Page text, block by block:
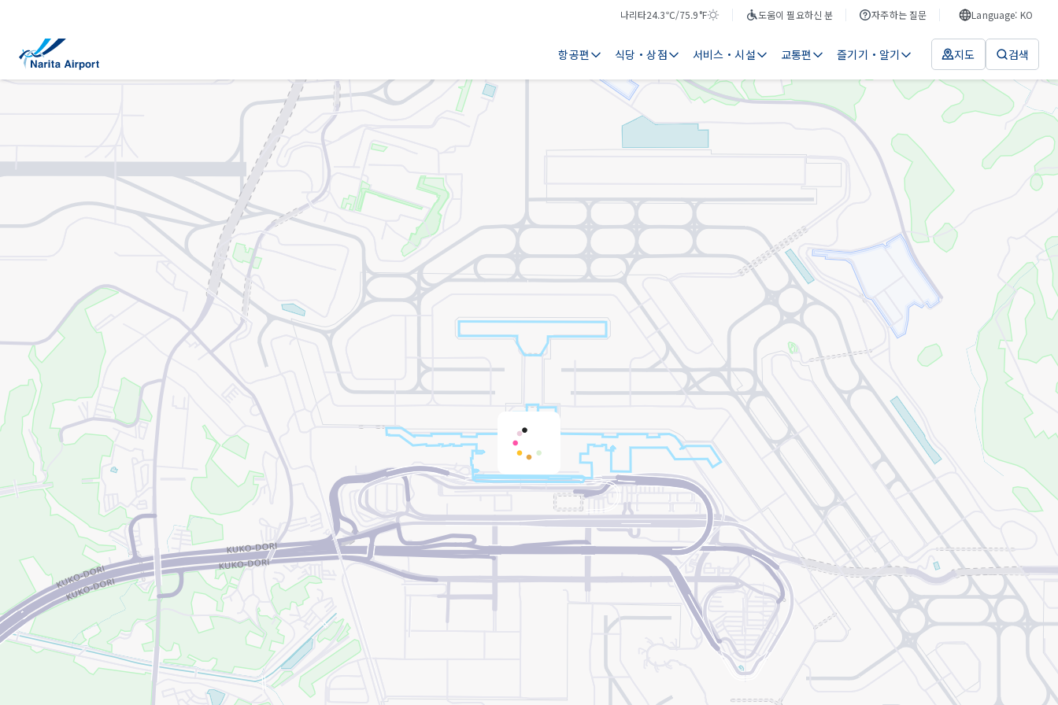
나리타
기
24.3℃/75.9°F
날
도움이 필요하신 분 자주하는 질문 Language: KO
항공편 식당・상점 서비스・시설 교통편 즐기기・알기 지도 검색